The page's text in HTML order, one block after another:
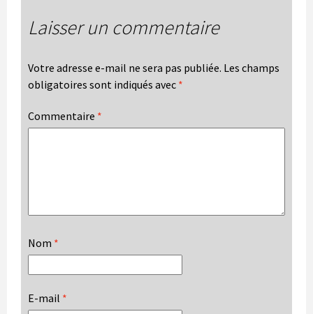
Laisser un commentaire
Votre adresse e-mail ne sera pas publiée. Les champs
obligatoires sont indiqués avec *
Commentaire *
Nom *
E-mail *